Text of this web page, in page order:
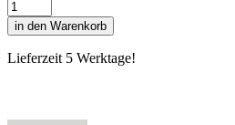
in den Warenkorb
Lieferzeit 5 Werktage!